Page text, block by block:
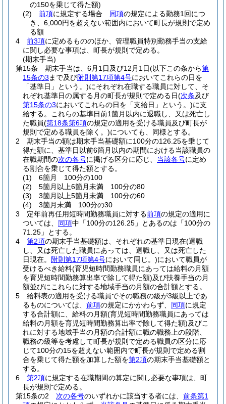
の150を乗じて得た額)
(2)
前項に規定する場合 同項の規定による勤務1回につ
き、6,000円を超えない範囲内において町長が規則で定め
る額
4
前3項に定めるもののほか、管理職員特別勤務手当の支給
に関し必要な事項は、町長が規則で定める。
(期末手当)
第15条
期末手当は、6月1日及び12月1日(以下この条から第
15条の3 まで及び附則第17項第4号においてこれらの日を
「基準日」という。)にそれぞれ在職する職員に対して、そ
れぞれ基準日の属する月の町長が規則で定める日(次条及び
第15条の3においてこれらの日を「支給日」という。)に支
給する。
これらの基準日前1箇月以内に退職し、又は死亡し
た職員(第18条第6項の規定の適用を受ける職員及び町長が
規則で定める職員を除く。)についても、同様とする。
2
期末手当の額は期末手当基礎額に100分の126.25を乗じて
得た額に、基準日以前6箇月以内の期間における当該職員の
在職期間の次の各号に掲げる区分に応じ、 当該各号に定め
る割合を乗じて得た額とする。
(1)
6箇月 100分の100
(2)
5箇月以上6箇月未満 100分の80
(3)
3箇月以上5箇月未満 100分の60
(4)
3箇月未満 100分の30
3
定年前再任用短時間勤務職員に対する前項の規定の適用に
ついては、 同項中「100分の126.25」とあるのは「100分の
71.25」とする。
4
第2項の期末手当基礎額は、それぞれの基準日現在(退職
し、又は死亡した職員にあっては、退職し、又は死亡した
日現在。
附則第17項第4号において同じ。)において職員が
受けるべき給料(育児短時間勤務職員にあっては給料の月額
を育児短時間勤務算出率で除して得た額)及び扶養手当の月
額並びにこれらに対する地域手当の月額の合計額とする。
5
給料表の適用を受ける職員でその職務の級が3級以上であ
るものについては、 前項の規定にかかわらず、 同項に規定
する合計額に、給料の月額(育児短時間勤務職員にあっては
給料の月額を育児短時間勤務算出率で除して得た額)及びこ
れに対する地域手当の月額の合計額に職の職務上の段階、
職務の級等を考慮して町長が規則で定める職員の区分に応
じて100分の15を超えない範囲内で町長が規則で定める割
合を乗じて得た額を加算した額を第2項の期末手当基礎額と
する。
6
第2項に規定する在職期間の算定に関し必要な事項は、町
長が規則で定める。
第15条の2
次の各号のいずれかに該当する者には、 前条第1